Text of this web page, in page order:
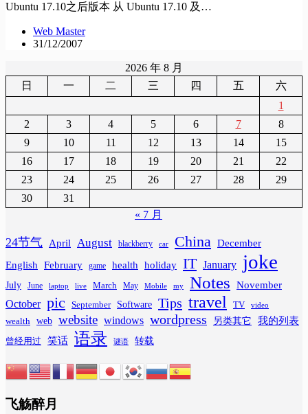
Ubuntu 17.10之后版本 从 Ubuntu 17.10 及…
Web Master
31/12/2007
2026 年 8 月
日
一 二 三 四 五
六
1
2
3 4 5 6 7
8
9
10 11 12 13 14
15
16
17 18 19 20 21
22
23
24 25 26 27 28
29
30
31
« 7 月
24节气 April August blackberry car China December
English February game health holiday IT January joke
July June laptop live March May Mobile my Notes November
October pic September Software Tips travel TV video
wealth web website windows wordpress 另类其它 我的列表
曾经用过 笑话 语录 谜语 转载
飞觞醉月